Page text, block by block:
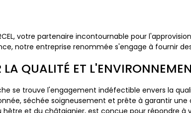
votre partenaire incontournable pour
notre entreprise renommée s'engage à fournir
LA QUALITÉ ET
se trouve l'engagement indéfectible envers la
séchée soigneusement et prête à garantir
et du châtaignier, est conçue pour répondre